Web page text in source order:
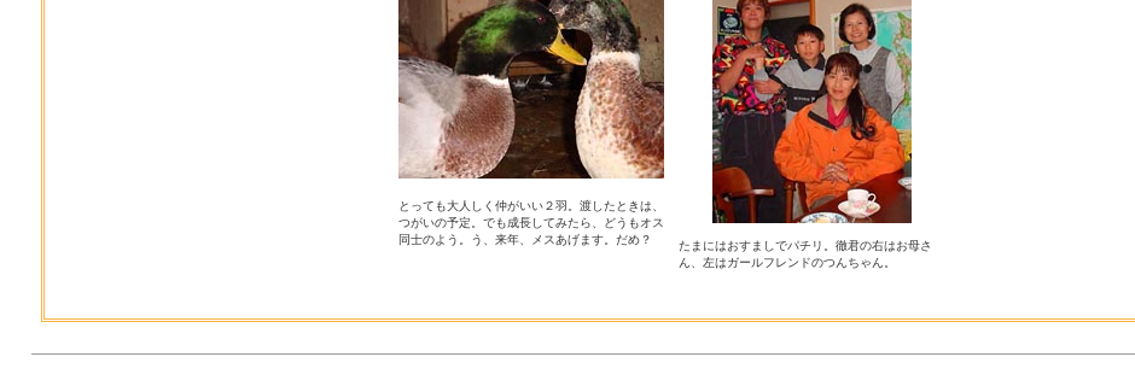
とっても大人しく仲がいい２羽。渡したときは、
つがいの予定。でも成長してみたら、どうもオス
同士のよう。う、来年、メスあげます。だめ？
たまにはおすましでパチリ。徹君の右はお母さ
ん、左はガールフレンドのつんちゃん。